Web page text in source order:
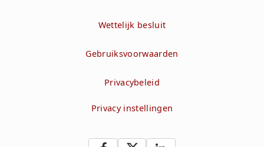
Wettelijk besluit
Gebruiksvoorwaarden
Privacybeleid
Privacy instellingen